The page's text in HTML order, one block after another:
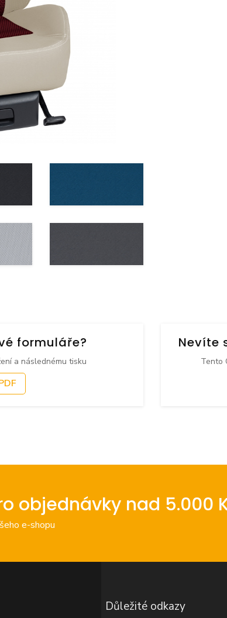
formuláře?
a následnému tisku
Nevíte
Tento
objednávky nad 5.000
e-shopu
Důležité odkazy